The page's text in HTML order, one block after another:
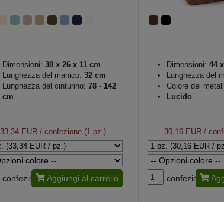
Dimensioni: 38 x 26 x 11 cm
Lunghezza del manico: 32 cm
Lunghezza del cinturino: 78 - 142
cm
33,34 EUR/ confezione (1 pz.)
confezione Aggiungi al carrello
Dimensioni: 44
Lunghezza del
Colore del
Lucido
30,16 EUR/
confezione